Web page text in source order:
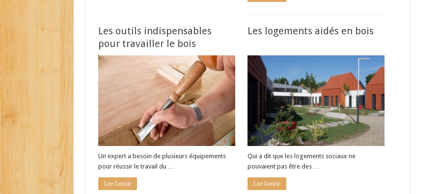
Les outils indispensables
pour travailler le bois
Un expert a besoin de plusieurs équipements
pour réussir le travail du …
Lire l'article
Les logements aidés en bois
Qui a dit que les logements sociaux ne
pouvaient pas être des …
Lire l'article